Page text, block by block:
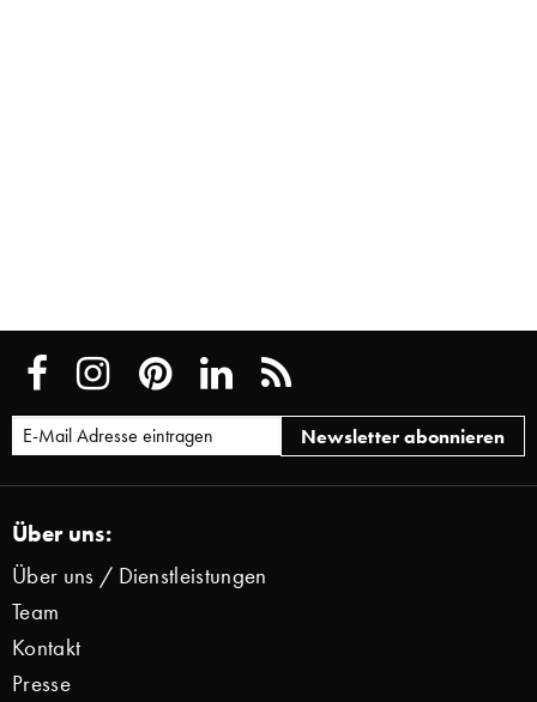
Über uns:
Über uns / Dienstleistungen
Team
Kontakt
Presse